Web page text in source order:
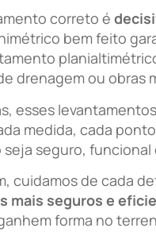
correto é
bem feito
drenagem ou obras
esses
medida, cada
seguro, funcional
cuidamos de cada
mais seguros e
forma no